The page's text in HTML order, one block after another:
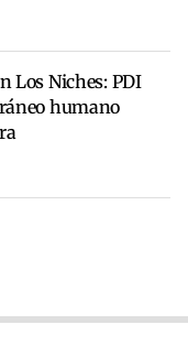
Los Niches: PDI
humano